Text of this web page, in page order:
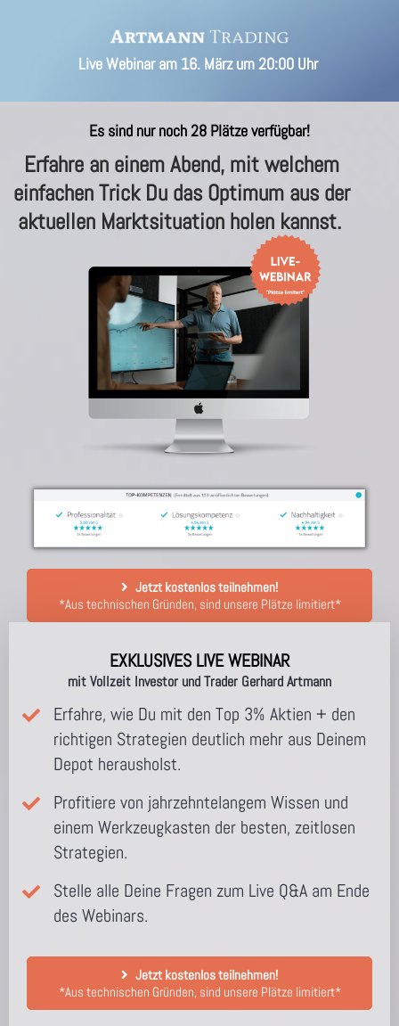
Live Webinar am 16. März um 20:00 Uhr
Es sind nur noch28 Plätze verfügbar!
Erfahre an einem Abend, mit welchem
einfachen Trick Du das Optimum aus der
aktuellen Marktsituation holen kannst.
Jetzt kostenlos teilnehmen!
*Aus technischen Gründen, sind unsere Plätze limitiert*
EXKLUSIVES LIVE WEBINAR
mit Vollzeit Investor und Trader Gerhard Artmann
Erfahre, wie Du mit den Top 3% Aktien + den
richtigen Strategien deutlich mehr aus Deinem
Depot herausholst.
Profitiere von jahrzehntelangem Wissen und
einem Werkzeugkasten der besten, zeitlosen
Strategien.
Stelle alle Deine Fragen zum Live Q&A am Ende
des Webinars.
Jetzt kostenlos teilnehmen!
*Aus technischen Gründen, sind unsere Plätze limitiert*